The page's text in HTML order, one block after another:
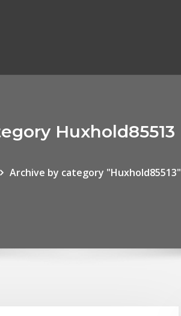
Huxhold85513
Archive by category "Huxhold85513"